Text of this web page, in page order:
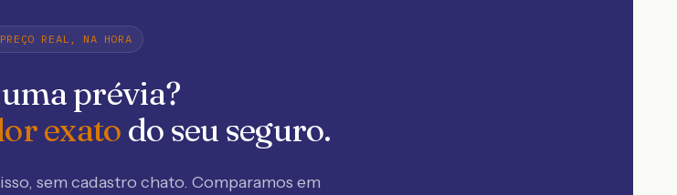
PREÇO REAL, NA HORA
prévia?
exato do seu seguro.
sem cadastro chato. Comparamos em